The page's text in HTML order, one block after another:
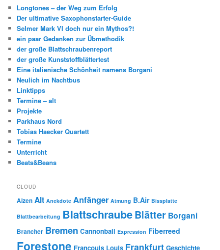
Longtones – der Weg zum Erfolg
Der ultimative Saxophonstarter-Guide
Selmer Mark VI doch nur ein Mythos?!
ein paar Gedanken zur Übmethodik
der große Blattschraubenreport
der große Kunststoffblättertest
Eine italienische Schönheit namens Borgani
Neulich im Nachtbus
Linktipps
Termine – alt
Projekte
Parkhaus Nord
Tobias Haecker Quartett
Termine
Unterricht
Beats&Beans
CLOUD
Aizen Alt Anekdote Anfänger Atmung B.Air Bissplatte
Blattbearbeitung BlattschraubeBlätter Borgani
Brancher Bremen Cannonball Expression Fiberreed
Forestone Francouis Louis Frankfurt Geschichte